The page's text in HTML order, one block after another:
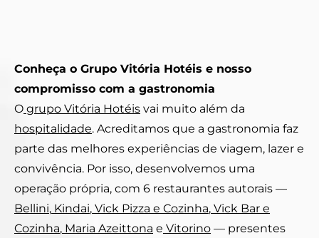
Conheça o Grupo Vitória Hotéis e nosso
compromisso com a gastronomia
O grupo Vitória Hotéis vai muito além da
hospitalidade. Acreditamos que a gastronomia faz
parte das melhores experiências de viagem, lazer e
convivência. Por isso, desenvolvemos uma
operação própria, com 6 restaurantes autorais —
Bellini, Kindai, Vick Pizza e Cozinha, Vick Bar e
Cozinha, Maria Azeittona e Vitorino — presentes